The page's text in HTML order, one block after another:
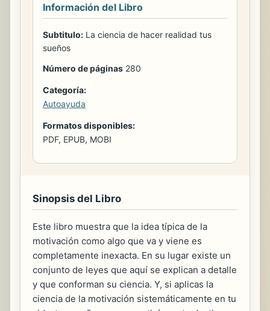
Información del Libro
Subtitulo: La ciencia de hacer realidad tus
sueños
Número de páginas 280
Categoría:
Autoayuda
Formatos disponibles:
PDF, EPUB, MOBI
Sinopsis del Libro
Este libro muestra que la idea típica de la
motivación como algo que va y viene es
completamente inexacta. En su lugar existe un
conjunto de leyes que aquí se explican a detalle
y que conforman su ciencia. Y, si aplicas la
ciencia de la motivación sistemáticamente en tu